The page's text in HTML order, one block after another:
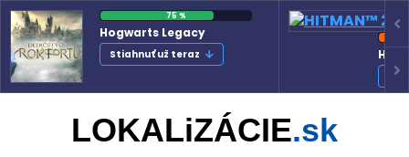
75 %
Hogwarts Legacy
Stiahnuť už teraz
LOKALiZÁCIE.sk